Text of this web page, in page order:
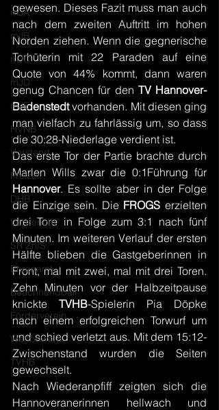
mJA
mJB
mJC
mJD
mJE
HVNB
Vorstand
Freizeit
DHB
Vorbericht
SR Zn/S
Ehrenamt
Beachhandball
Förderverein
Wettbewerb
TVHB
gewesen. Dieses Fazit muss man auch
nach dem zweiten Auftritt im hohen
Norden ziehen. Wenn die gegnerische
Torhüterin mit 22 Paraden auf eine
Quote von 44% kommt, dann waren
genug Chancen für den TV Hannover-
Badenstedt vorhanden. Mit diesen ging
man vielfach zu fahrlässig um, so dass
die 30:28-Niederlage verdient ist.
Das erste Tor der Partie brachte durch
Hannover. Es sollte aber in der Folge
die Einzige sein. Die FROGS erzielten
drei Tore in Folge zum 3:1 nach fünf
Minuten. Im weiteren Verlauf der ersten
Hälfte blieben die Gastgeberinnen in
Front, mal mit zwei, mal mit drei Toren.
Zehn Minuten vor der Halbzeitpause
knickte TVHB-Spielerin Pia Döpke
nach einem erfolgreichen Torwurf um
und schied verletzt aus. Mit dem 15:12-
Zwischenstand wurden die Seiten
gewechselt.
Nach Wiederanpfiff zeigten sich die
Hannoveranerinnen hellwach und